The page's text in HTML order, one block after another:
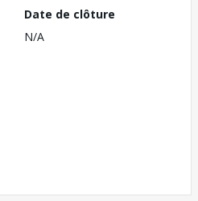
Date de clôture
N/A